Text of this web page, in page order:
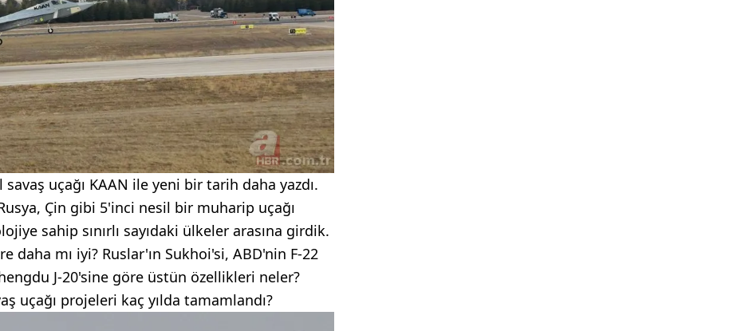
savaş uçağı KAAN ile yeni bir tarih daha yazdı.
Çin gibi 5'inci nesil bir muharip uçağı
sahip sınırlı sayıdaki ülkeler arasına girdik.
daha mı iyi? Ruslar'ın Sukhoi'si, ABD'nin F-22
J-20'sine göre üstün özellikleri neler?
uçağı projeleri kaç yılda tamamlandı?